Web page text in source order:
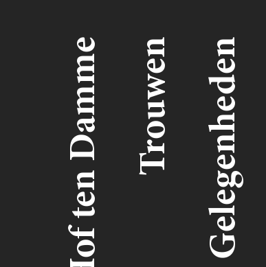
Hof ten Damme Trouwen Gelegenheden